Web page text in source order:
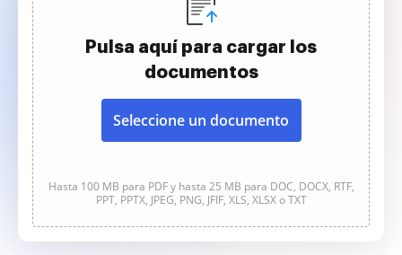
Pulsa aquí para cargar los
documentos
Seleccione un documento
Hasta 100 MB para PDF y hasta 25 MB para DOC, DOCX, RTF,
PPT, PPTX, JPEG, PNG, JFIF, XLS, XLSX o TXT